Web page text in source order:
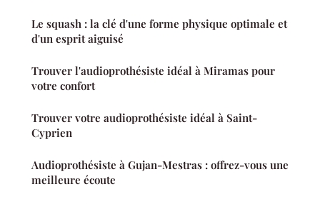
Le squash : la clé d'une forme physique optimale et
d'un esprit aiguisé
Trouver l'audioprothésiste idéal à Miramas pour
votre confort
Trouver votre audioprothésiste idéal à Saint-
Cyprien
Audioprothésiste à Gujan-Mestras : offrez-vous une
meilleure écoute